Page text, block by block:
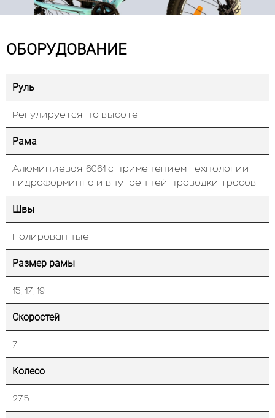
ОБОРУДОВАНИЕ
Руль
Регулируется по высоте
Рама
Алюминиевая 6061 с применением технологии
гидроформинга и внутренней проводки тросов
Швы
Полированные
Размер рамы
15, 17, 19
Скоростей
7
Колесо
27.5